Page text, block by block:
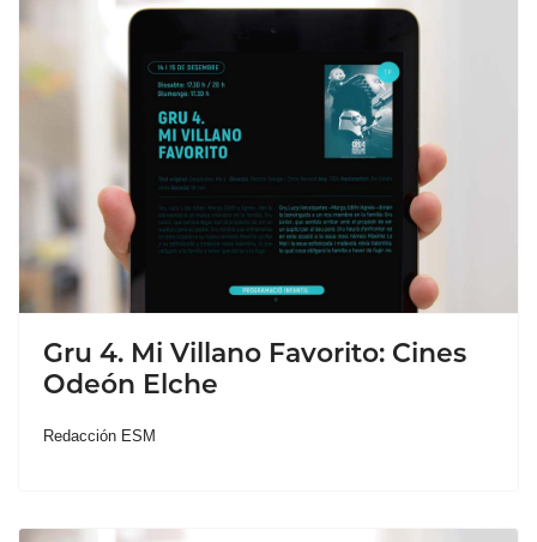
Gru 4. Mi Villano Favorito: Cines
Odeón Elche
Redacción ESM